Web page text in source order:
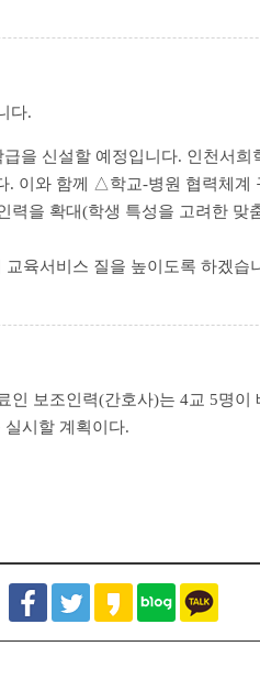
다.
을 신설할 예정입니다. 인천서희
. 이와 함께 △학교-병원 협력체계
을 확대(학생 특성을 고려한 맞
육서비스 질을 높이도록 하겠습
인 보조인력(간호사)는 4교 5명이
시할 계획이다.